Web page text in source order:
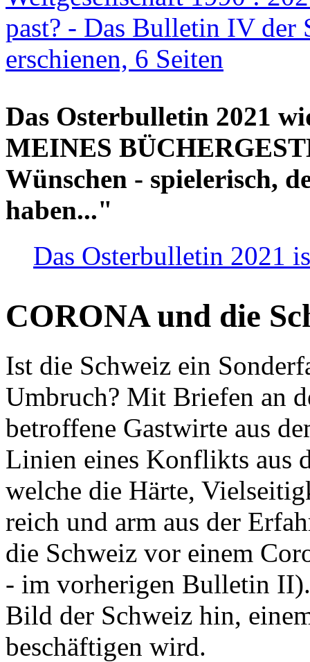
past? - Das Bulletin IV der
erschienen, 6 Seiten
Das Osterbulletin 2021
MEINES
Wünschen - spielerisch,
haben..."
Das Osterbulletin 2021
CORONA und die
Ist die Schweiz ein
Umbruch? Mit Briefen an
betroffene Gastwirte aus
Linien eines Konflikts aus
welche die Härte,
reich und arm aus der
die Schweiz vor einem
- im vorherigen Bulletin
Bild der Schweiz hin,
beschäftigen wird.